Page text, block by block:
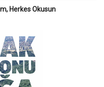
Herkes Okusun